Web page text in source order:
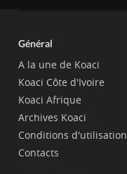
Général
A la une de Koaci
Koaci Côte d'Ivoire
Koaci Afrique
Archives Koaci
Conditions d'utilisation
Contacts